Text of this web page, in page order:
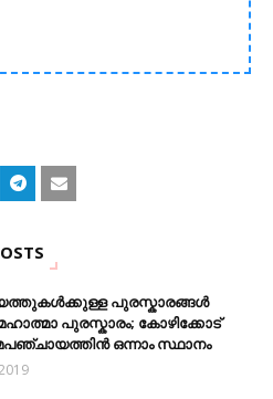
പുരസ്കാരങ്ങൾ
പുരസ്കാരം; കോഴിക്കോട്
ഒന്നാം സ്ഥാനം